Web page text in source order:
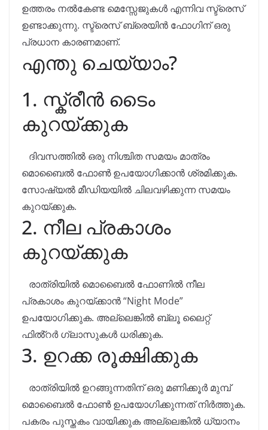
ഉത്തരം നൽകേണ്ട മെസ്സേജുകൾ എന്നിവ സ്ട്രെസ്
ഉണ്ടാക്കുന്നു. സ്ട്രെസ് ബ്രെയിൻ ഫോഗിന് ഒരു
പ്രധാന കാരണമാണ്.
എന്തു ചെയ്യാം?
1. സ്ക്രീൻ ടൈം
കുറയ്ക്കുക
ദിവസത്തിൽ ഒരു നിശ്ചിത സമയം മാത്രം
മൊബൈൽ ഫോൺ ഉപയോഗിക്കാൻ ശ്രമിക്കുക.
സോഷ്യൽ മീഡിയയിൽ ചിലവഴിക്കുന്ന സമയം
കുറയ്ക്കുക.
2. നീല പ്രകാശം
കുറയ്ക്കുക
രാത്രിയിൽ മൊബൈൽ ഫോണിൽ നീല
പ്രകാശം കുറയ്ക്കാൻ “Night Mode”
ഉപയോഗിക്കുക. അല്ലെങ്കിൽ ബ്ലൂ ലൈറ്റ്
ഫിൽ്റർ ഗ്ലാസുകൾ ധരിക്കുക.
3. ഉറക്ക രൂക്ഷിക്കുക
രാത്രിയിൽ ഉറങ്ങുന്നതിന് ഒരു മണിക്കൂർ മുമ്പ്
മൊബൈൽ ഫോൺ ഉപയോഗിക്കുന്നത് നിർത്തുക.
പകരം പുസ്തകം വായിക്കുക അല്ലെങ്കിൽ ധ്യാനം